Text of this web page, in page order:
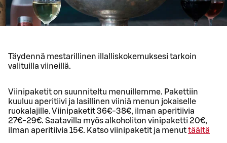
Täydennä mestarillinen illalliskokemuksesi tarkoin
valituilla viineillä.
Viinipaketit on suunniteltu menuillemme. Pakettiin
kuuluu aperitiivi ja lasillinen viiniä menun jokaiselle
ruokalajille. Viinipaketit 36€-38€, ilman aperitiivia
27€-29€. Saatavilla myös alkoholiton vinipaketti 20€,
ilman aperitiivia 15€. Katso viinipaketit ja menuttäältä